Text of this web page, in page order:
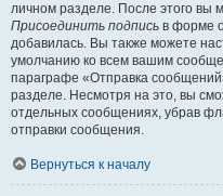
личном разделе. После этого вы
Присоединить подпись в форме
добавилась. Вы также можете
умолчанию ко всем вашим
параграфе «Отправка
разделе. Несмотря на это, вы
отдельных сообщениях, убрав
отправки сообщения.
Вернуться к началу